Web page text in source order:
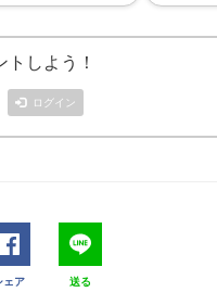
トしよう！
ログイン
ェア 送る